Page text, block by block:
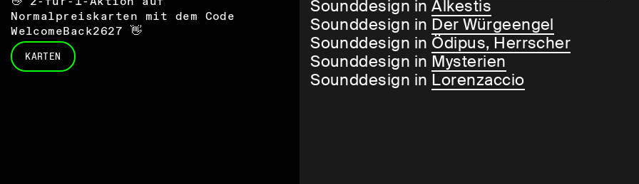
Normalpreiskarten mit dem Code
WelcomeBack2627 👋
KARTEN
Sounddesign inAlkestis
Sounddesign in Der Würgeengel
Sounddesign in Ödipus, Herrscher
Sounddesign in Mysterien
Sounddesign in Lorenzaccio